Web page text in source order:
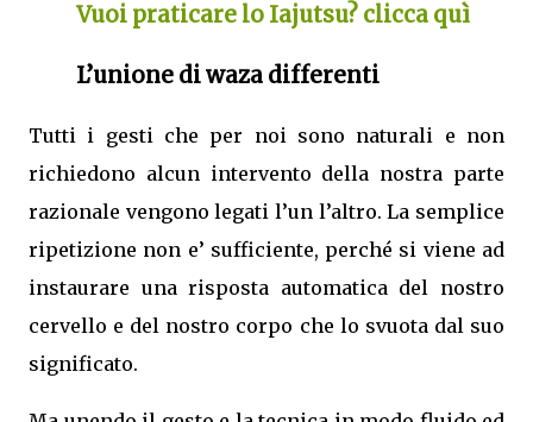
Vuoi praticare lo Iajutsu? clicca quì
L’unione di waza differenti
Tutti i gesti che per noi sono naturali e non
richiedono alcun intervento della nostra parte
razionale vengono legati l’un l’altro. La semplice
ripetizione non e’ sufficiente, perché si viene ad
instaurare una risposta automatica del nostro
cervello e del nostro corpo che lo svuota dal suo
significato.